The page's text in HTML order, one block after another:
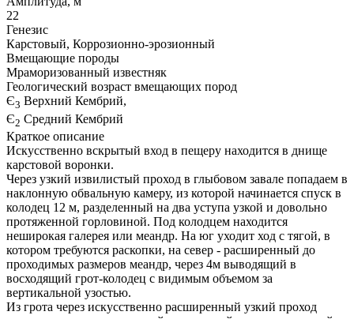
22
Генезис
Карстовый, Коррозионно-эрозионный
Вмещающие породы
Мраморизованный известняк
Геологический возраст вмещающих пород
Є3 Верхний Кембрий,
Є2 Средний Кембрий
Краткое описание
Искусственно вскрытый вход в пещеру находится в днище
карстовой воронки.
Через узкий извилистый проход в глыбовом завале попадаем в
наклонную обвальную камеру, из которой начинается спуск в
колодец 12 м, разделенный на два уступа узкой и довольно
протяженной горловиной. Под колодцем находится
неширокая галерея или меандр. На юг уходит ход с тягой, в
котором требуются раскопки, на север - расширенный до
проходимых размеров меандр, через 4м выводящий в
восходящий грот-колодец с видимым объемом за
вертикальной узостью.
Из грота через искусственно расширенный узкий проход